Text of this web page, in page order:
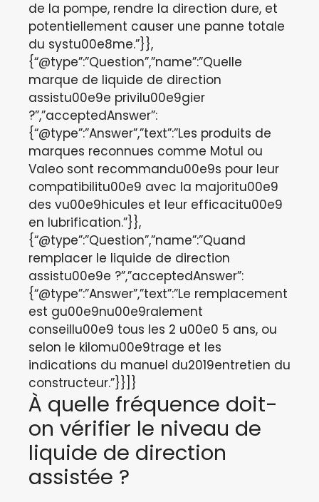
de la pompe, rendre la direction dure, et
potentiellement causer une panne totale
du systu00e8me.”}},
{“@type”:”Question”,”name”:”Quelle
marque de liquide de direction
assistu00e9e privilu00e9gier
?”,”acceptedAnswer”:
{“@type”:”Answer”,”text”:”Les produits de
marques reconnues comme Motul ou
Valeo sont recommandu00e9s pour leur
compatibilitu00e9 avec la majoritu00e9
des vu00e9hicules et leur efficacitu00e9
en lubrification.”}},
{“@type”:”Question”,”name”:”Quand
remplacer le liquide de direction
assistu00e9e ?”,”acceptedAnswer”:
{“@type”:”Answer”,”text”:”Le remplacement
est gu00e9nu00e9ralement
conseillu00e9 tous les 2 u00e0 5 ans, ou
selon le kilomu00e9trage et les
indications du manuel du2019entretien du
constructeur.”}}]}
À quelle fréquence doit-
on vérifier le niveau de
liquide de direction
assistée ?